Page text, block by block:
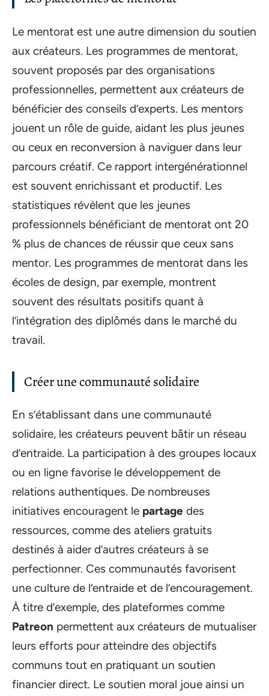
Le mentorat est une autre dimension du soutien
aux créateurs. Les programmes de mentorat,
souvent proposés par des organisations
professionnelles, permettent aux créateurs de
bénéficier des conseils d’experts. Les mentors
jouent un rôle de guide, aidant les plus jeunes
ou ceux en reconversion à naviguer dans leur
parcours créatif. Ce rapport intergénérationnel
est souvent enrichissant et productif. Les
statistiques révèlent que les jeunes
professionnels bénéficiant de mentorat ont 20
% plus de chances de réussir que ceux sans
mentor. Les programmes de mentorat dans les
écoles de design, par exemple, montrent
souvent des résultats positifs quant à
l’intégration des diplômés dans le marché du
travail.
Créer une communauté solidaire
En s’établissant dans une communauté
solidaire, les créateurs peuvent bâtir un réseau
d’entraide. La participation à des groupes locaux
ou en ligne favorise le développement de
relations authentiques. De nombreuses
initiatives encouragent le partage des
ressources, comme des ateliers gratuits
destinés à aider d’autres créateurs à se
perfectionner. Ces communautés favorisent
une culture de l’entraide et de l’encouragement.
À titre d’exemple, des plateformes comme
Patreon permettent aux créateurs de mutualiser
leurs efforts pour atteindre des objectifs
communs tout en pratiquant un soutien
financier direct. Le soutien moral joue ainsi un